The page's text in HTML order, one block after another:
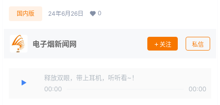
国内版 24年6月26日 0
电子烟新闻网 关注 私信
释放双眼，带上耳机，听听看~！
00:00
00:00